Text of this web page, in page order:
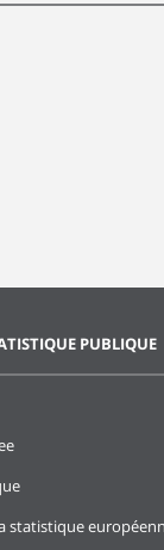
PUBLIQUE
statistique